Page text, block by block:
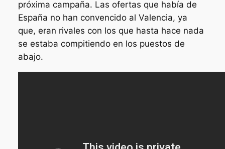
próxima campaña. Las ofertas que había de
España no han convencido al Valencia, ya
que, eran rivales con los que hasta hace nada
se estaba compitiendo en los puestos de
abajo.